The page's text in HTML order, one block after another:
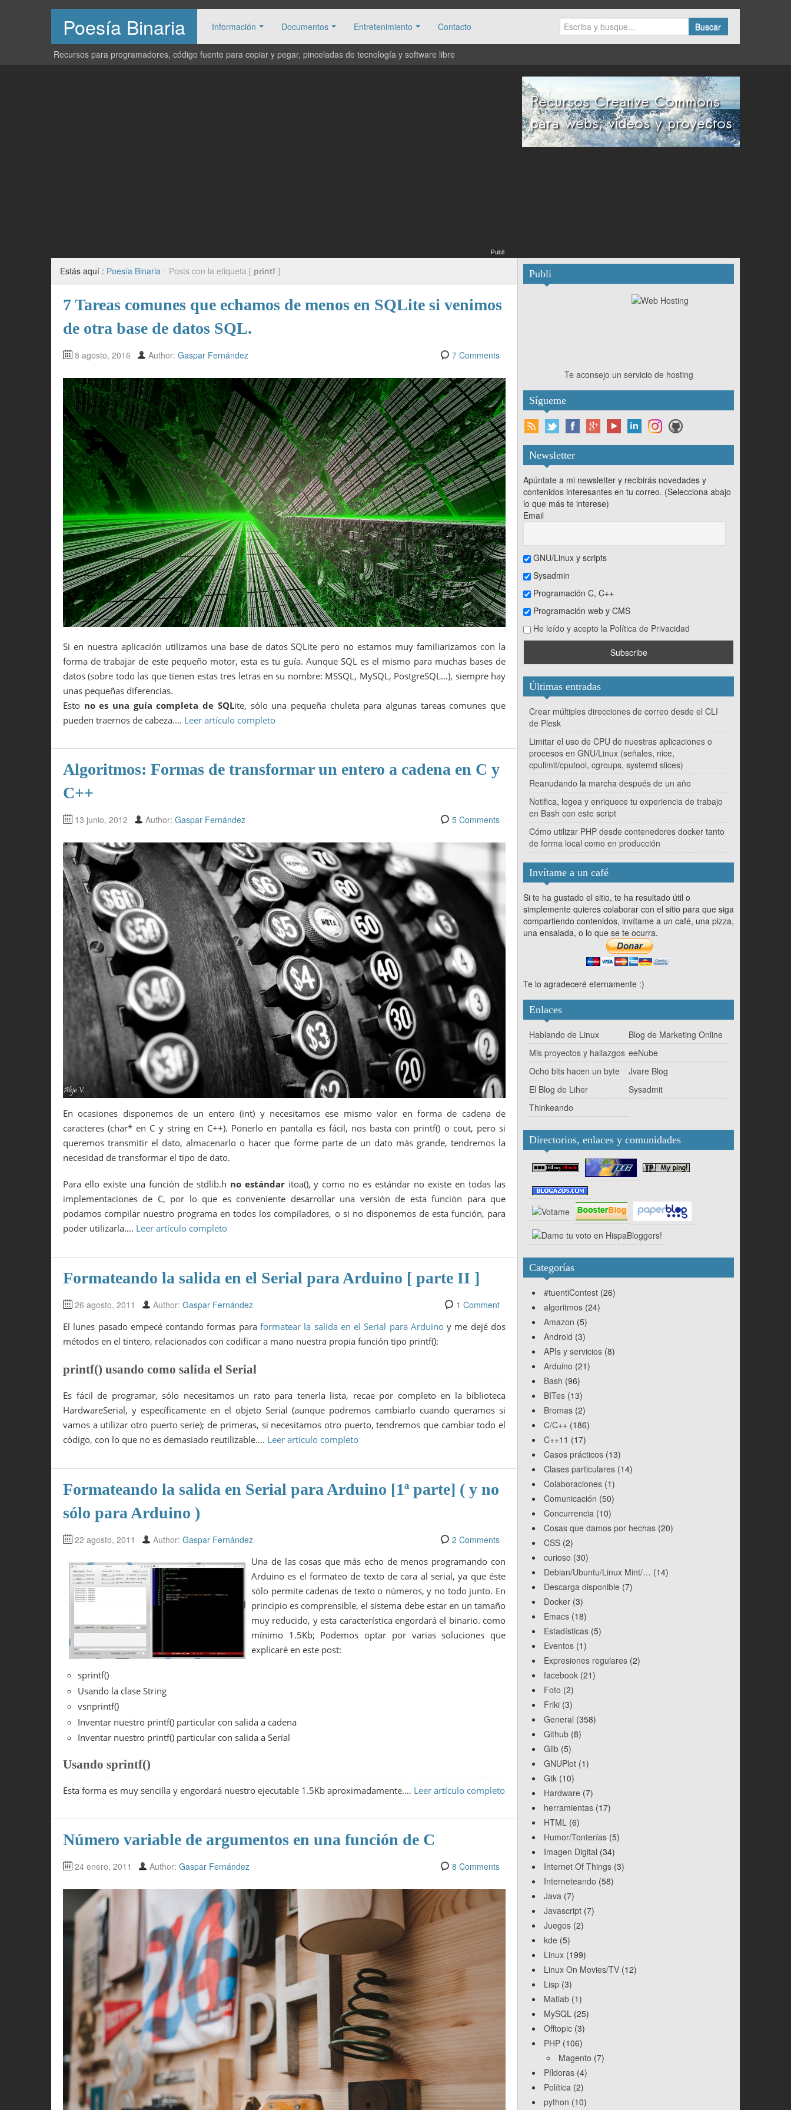
Poesía Binaria Información Documentos Entretenimiento Contacto Buscar
Recursos para programadores, código fuente para copiar y pegar, pinceladas de tecnología y software libre
Publi
Estás aquí : Poesía Binaria / Posts con la etiqueta [ printf ]
7 Tareas comunes que echamos de menos en SQLite si venimos
de otra base de datos SQL.
8 agosto, 2016 Author: Gaspar Fernández 7 Comments
Si en nuestra aplicación utilizamos una base de datos SQLite pero no estamos muy familiarizamos con la
forma de trabajar de este pequeño motor, esta es tu guía. Aunque SQL es el mismo para muchas bases de
datos (sobre todo las que tienen estas tres letras en su nombre: MSSQL, MySQL, PostgreSQL…), siempre hay
unas pequeñas diferencias.
Esto no es una guía completa de SQLite, sólo una pequeña chuleta para algunas tareas comunes que
pueden traernos de cabeza.… Leer artículo completo
Algoritmos: Formas de transformar un entero a cadena en C y
C++
13 junio, 2012 Author: Gaspar Fernández 5 Comments
En ocasiones disponemos de un entero (int) y necesitamos ese mismo valor en forma de cadena de
caracteres (char* en C y string en C++). Ponerlo en pantalla es fácil, nos basta con printf() o cout, pero si
queremos transmitir el dato, almacenarlo o hacer que forme parte de un dato más grande, tendremos la
necesidad de transformar el tipo de dato.
Para ello existe una función de stdlib.h no estándaritoa(), y como no es estándar no existe en todas las
implementaciones de C, por lo que es conveniente desarrollar una versión de esta función para que
podamos compilar nuestro programa en todos los compiladores, o si no disponemos de esta función, para
poder utilizarla.… Leer artículo completo
Formateando la salida en el Serial para Arduino [ parte II ]
26 agosto, 2011 Author: Gaspar Fernández
1 Comment
El lunes pasado empecé contando formas para formatear la salida en el Serial para Arduinoy me dejé dos
métodos en el tintero, relacionados con codificar a mano nuestra propia función tipo printf():
printf() usando como salida el Serial
Es fácil de programar, sólo necesitamos un rato para tenerla lista, recae por completo en la biblioteca
HardwareSerial, y específicamente en el objeto Serial (aunque podremos cambiarlo cuando queramos si
vamos a utilizar otro puerto serie); de primeras, si necesitamos otro puerto, tendremos que cambiar todo el
código, con lo que no es demasiado reutilizable.… Leer artículo completo
Formateando la salida en Serial para Arduino [1ª parte] ( y no
sólo para Arduino )
22 agosto, 2011 Author: Gaspar Fernández
2 Comments
Una de las cosas que más echo de menos programando con
Arduino es el formateo de texto de cara al serial, ya que éste
sólo permite cadenas de texto o números, y no todo junto. En
principio es comprensible, el sistema debe estar en un tamaño
muy reducido, y esta característica engordará el binario. como
mínimo 1.5Kb; Podemos optar por varias soluciones que
explicaré en este post:
sprintf()
Usando la clase String
vsnprintf()
Inventar nuestro printf() particular con salida a cadena
Inventar nuestro printf() particular con salida a Serial
Usando sprintf()
Esta forma es muy sencilla y engordará nuestro ejecutable 1.5Kb aproximadamente.… Leer artículo completo
Número variable de argumentos en una función de C
24 enero, 2011 Author: Gaspar Fernández 8 Comments
Publi
Te aconsejo un servicio de hosting
Sígueme
Newsletter
Apúntate a mi newsletter y recibirás novedades y
contenidos interesantes en tu correo. (Selecciona abajo
lo que más te interese)
Email
GNU/Linux y scripts
Sysadmin
Programación C, C++
Programación web y CMS
He leído y acepto la Política de Privacidad
Últimas entradas
Crear múltiples direcciones de correo desde el CLI
de Plesk
Limitar el uso de CPU de nuestras aplicaciones o
procesos en GNU/Linux (señales, nice,
cpulimit/cputool, cgroups, systemd slices)
Reanudando la marcha después de un año
Notifica, logea y enriquece tu experiencia de trabajo
en Bash con este script
Cómo utilizar PHP desde contenedores docker tanto
de forma local como en producción
Invítame a un café
Si te ha gustado el sitio, te ha resultado útil o
simplemente quieres colaborar con el sitio para que siga
compartiendo contenidos, invítame a un café, una pizza,
una ensalada, o lo que se te ocurra.
Te lo agradeceré eternamente :)
Enlaces
Hablando de Linux
Blog de Marketing Online
Mis proyectos y hallazgos eeNube
Ocho bits hacen un byte
Jvare Blog
El Blog de Liher
Sysadmit
Thinkeando
Directorios, enlaces y comunidades
Categorías
#tuentiContest (26)
algoritmos (24)
Amazon (5)
Android (3)
APIs y servicios (8)
Arduino (21)
Bash (96)
BITes (13)
Bromas (2)
C/C++ (186)
C++11 (17)
Casos prácticos (13)
Clases particulares (14)
Colaboraciones (1)
Comunicación (50)
Concurrencia (10)
Cosas que damos por hechas (20)
CSS (2)
curioso (30)
Debian/Ubuntu/Linux Mint/… (14)
Descarga disponible (7)
Docker (3)
Emacs (18)
Estadísticas (5)
Eventos (1)
Expresiones regulares (2)
facebook (21)
Foto (2)
Friki (3)
General (358)
Github (8)
Glib (5)
GNUPlot (1)
Gtk (10)
Hardware (7)
herramientas (17)
HTML (6)
Humor/Tonterías (5)
Imagen Digital (34)
Internet Of Things (3)
Interneteando (58)
Java (7)
Javascript (7)
Juegos (2)
kde (5)
Linux (199)
Linux On Movies/TV (12)
Lisp (3)
Matlab (1)
MySQL (25)
Offtopic (3)
PHP (106)
Magento (7)
Píldoras (4)
Política (2)
python (10)